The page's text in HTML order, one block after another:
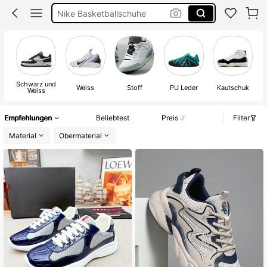
Nike Basketballschuhe
Jordan 4 Schuhe
Schwarz und
Weiss Weiss Stoff PU Leder Kautschuk
Empfehlungen Beliebtest Preis
Filter
Material
Obermaterial